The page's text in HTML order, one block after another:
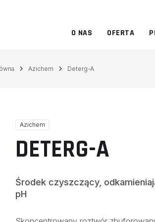
O NAS OFERTA
Azichem Deterg-A
Azichem
DETERG-A
Środek czyszczący,
pH